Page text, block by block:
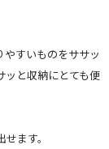
すいものをササッ
ッと収納にとても便
ます。